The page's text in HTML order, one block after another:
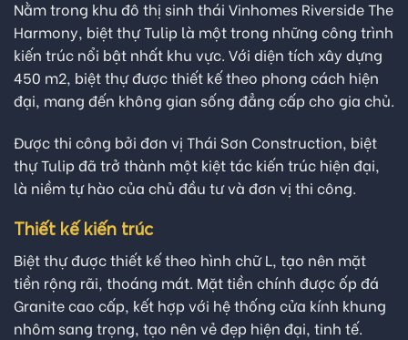
Nằm trong khu đô thị sinh thái Vinhomes Riverside The
Harmony, biệt thự Tulip là một trong những công trình
kiến trúc nổi bật nhất khu vực. Với diện tích xây dựng
450 m2, biệt thự được thiết kế theo phong cách hiện
đại, mang đến không gian sống đẳng cấp cho gia chủ.
Được thi công bởi đơn vị Thái Sơn Construction, biệt
thự Tulip đã trở thành một kiệt tác kiến trúc hiện đại,
là niềm tự hào của chủ đầu tư và đơn vị thi công.
Thiết kế kiến trúc
Biệt thự được thiết kế theo hình chữ L, tạo nên mặt
tiền rộng rãi, thoáng mát. Mặt tiền chính được ốp đá
Granite cao cấp, kết hợp với hệ thống cửa kính khung
nhôm sang trọng, tạo nên vẻ đẹp hiện đại, tinh tế.